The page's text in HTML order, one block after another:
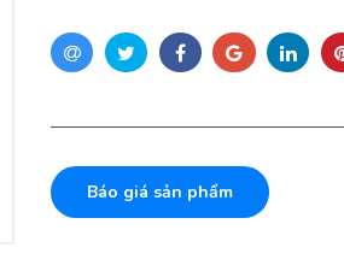
Báo giá sản phẩm